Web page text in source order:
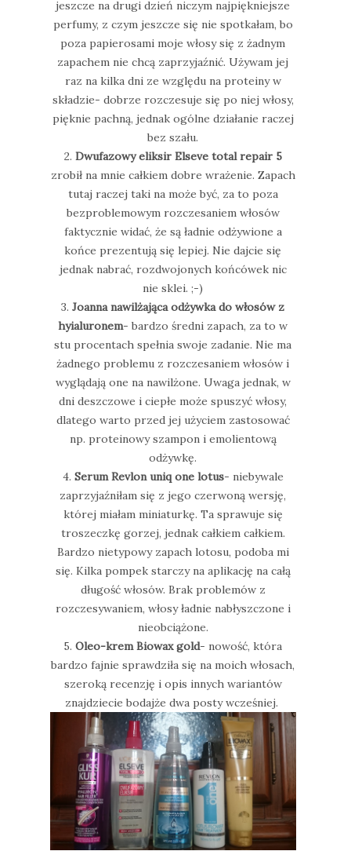
jeszcze na drugi dzień niczym najpiękniejsze
perfumy, z czym jeszcze się nie spotkałam, bo
poza papierosami moje włosy się z żadnym
zapachem nie chcą zaprzyjaźnić. Używam jej
raz na kilka dni ze względu na proteiny w
składzie- dobrze rozczesuje się po niej włosy,
pięknie pachną, jednak ogólne działanie raczej
bez szału.
2. Dwufazowy eliksir Elseve total repair 5
zrobił na mnie całkiem dobre wrażenie. Zapach
tutaj raczej taki na może być, za to poza
bezproblemowym rozczesaniem włosów
faktycznie widać, że są ładnie odżywione a
końce prezentują się lepiej. Nie dajcie się
jednak nabrać, rozdwojonych końcówek nic
nie sklei. ;-)
3.Joanna nawilżająca odżywka do włosów z
hyialuronem- bardzo średni zapach, za to w
stu procentach spełnia swoje zadanie. Nie ma
żadnego problemu z rozczesaniem włosów i
wyglądają one na nawilżone. Uwaga jednak, w
dni deszczowe i ciepłe może spuszyć włosy,
dlatego warto przed jej użyciem zastosować
np. proteinowy szampon i emolientową
odżywkę.
4. Serum Revlon uniq one lotus- niebywale
zaprzyjaźniłam się z jego czerwoną wersję,
której miałam miniaturkę. Ta sprawuje się
troszeczkę gorzej, jednak całkiem całkiem.
Bardzo nietypowy zapach lotosu, podoba mi
się. Kilka pompek starczy na aplikację na całą
długość włosów. Brak problemów z
rozczesywaniem, włosy ładnie nabłyszczone i
nieobciążone.
5.Oleo-krem Biowax gold- nowość, która
bardzo fajnie sprawdziła się na moich włosach,
szeroką recenzję i opis innych wariantów
znajdziecie bodajże dwa posty wcześniej.